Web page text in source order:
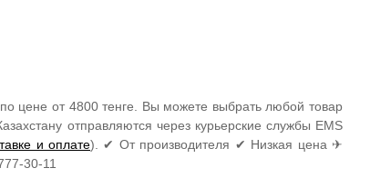
цене от 4800 тенге. Вы можете выбрать любой товар
отправляются через курьерские службы EMS
и оплате). ✔ От производителя ✔ Низкая цена ✈
30-11